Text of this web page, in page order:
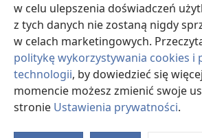
w celu ulepszenia doświadczeń
z tych danych nie zostaną nigdy
w celach marketingowych.
politykę wykorzystywania cookies i
technologii, by dowiedzieć się
momencie możesz zmienić swoje
stronie Ustawienia prywatności.
Watchtower Library
Copyright© 2026 Watch Tower Bible and Tract
WARUNKI UŻYTKOWANIA
POLITYKA
PRYWATNOŚCI